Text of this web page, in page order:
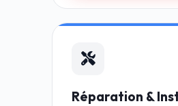
Réparation &